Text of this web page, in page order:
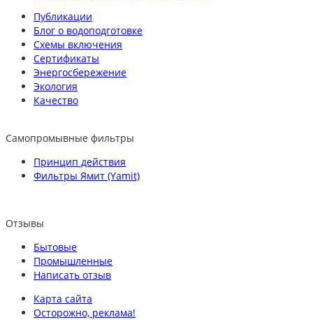
Публикации
Блог о водоподготовке
Схемы включения
Сертификаты
Энергосбережение
Экология
Качество
Самопромывные фильтры
Принцип действия
Фильтры Ямит (Yamit)
Отзывы
Бытовые
Промышленные
Написать отзыв
Карта сайта
Осторожно, реклама!